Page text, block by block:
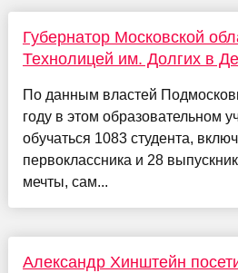
Губернатор Московской
Технолицей им. Долгих в
По данным властей
году в этом образовательном
обучаться 1083 студента,
первоклассника и 28
мечты, сам...
Александр Хинштейн